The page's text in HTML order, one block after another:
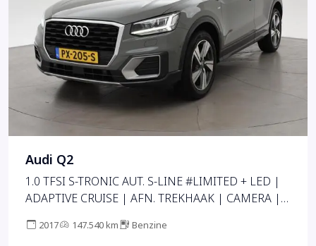
Audi Q2
1.0 TFSI S-TRONIC AUT. S-LINE #LIMITED + LED |
ADAPTIVE CRUISE | AFN. TREKHAAK | CAMERA |
2017 147.540 km Benzine